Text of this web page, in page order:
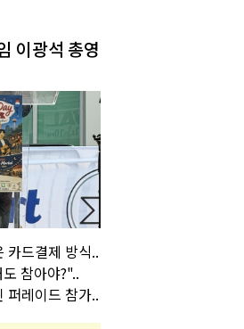
이광석 총영
카드결제 방식..
참아야?"..
퍼레이드 참가..